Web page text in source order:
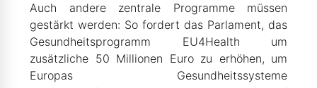
Auch andere zentrale Programme müssen
gestärkt werden: So fordert das Parlament, das
Gesundheitsprogramm EU4Health um
zusätzliche 50 Millionen Euro zu erhöhen, um
Europas Gesundheitssysteme